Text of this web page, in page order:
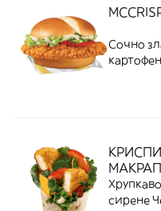
Сочно
сирене